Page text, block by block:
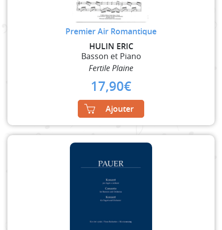
Premier Air Romantique
HULIN ERIC
Basson et Piano
Fertile Plaine
17,90€
Ajouter